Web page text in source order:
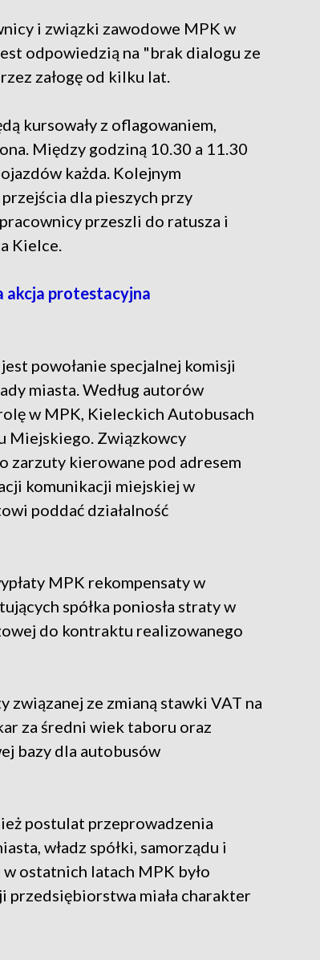
i związki zawodowe MPK w
odpowiedzią na "brak dialogu ze
załogę od kilku lat.
kursowały z oflagowaniem,
Między godziną 10.30 a 11.30
każda. Kolejnym
dla pieszych przy
przeszli do ratusza i
Kielce.
akcja protestacyjna
powołanie specjalnej komisji
miasta. Według autorów
w MPK, Kieleckich Autobusach
Miejskiego. Związkowcy
zarzuty kierowane pod adresem
komunikacji miejskiej w
poddać działalność
MPK rekompensaty w
spółka poniosła straty w
do kontraktu realizowanego
związanej ze zmianą stawki VAT na
za średni wiek taboru oraz
bazy dla autobusów
postulat przeprowadzenia
władz spółki, samorządu i
ostatnich latach MPK było
przedsiębiorstwa miała charakter